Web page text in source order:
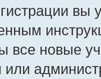
вы
все новые
или